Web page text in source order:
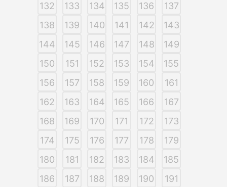
132
133 134 135 136
137
138
139 140 141 142
143
144
145 146 147 148
149
150
151 152 153 154
155
156
157 158 159 160
161
162
163 164 165 166
167
168
169 170 171 172
173
174
175 176 177 178
179
180
181 182 183 184
185
186
187 188 189 190
191